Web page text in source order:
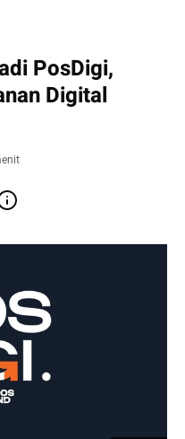
PosDigi,
Digital